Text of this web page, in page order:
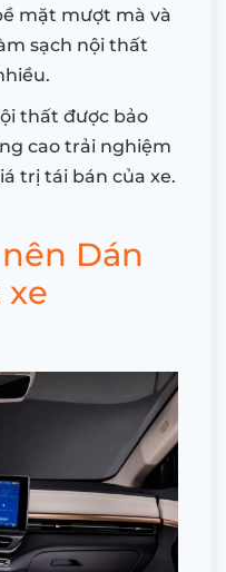
mặt mượt mà và
sạch nội thất
thất được bảo
cao trải nghiệm
trị tái bán của xe.
Dán
xe